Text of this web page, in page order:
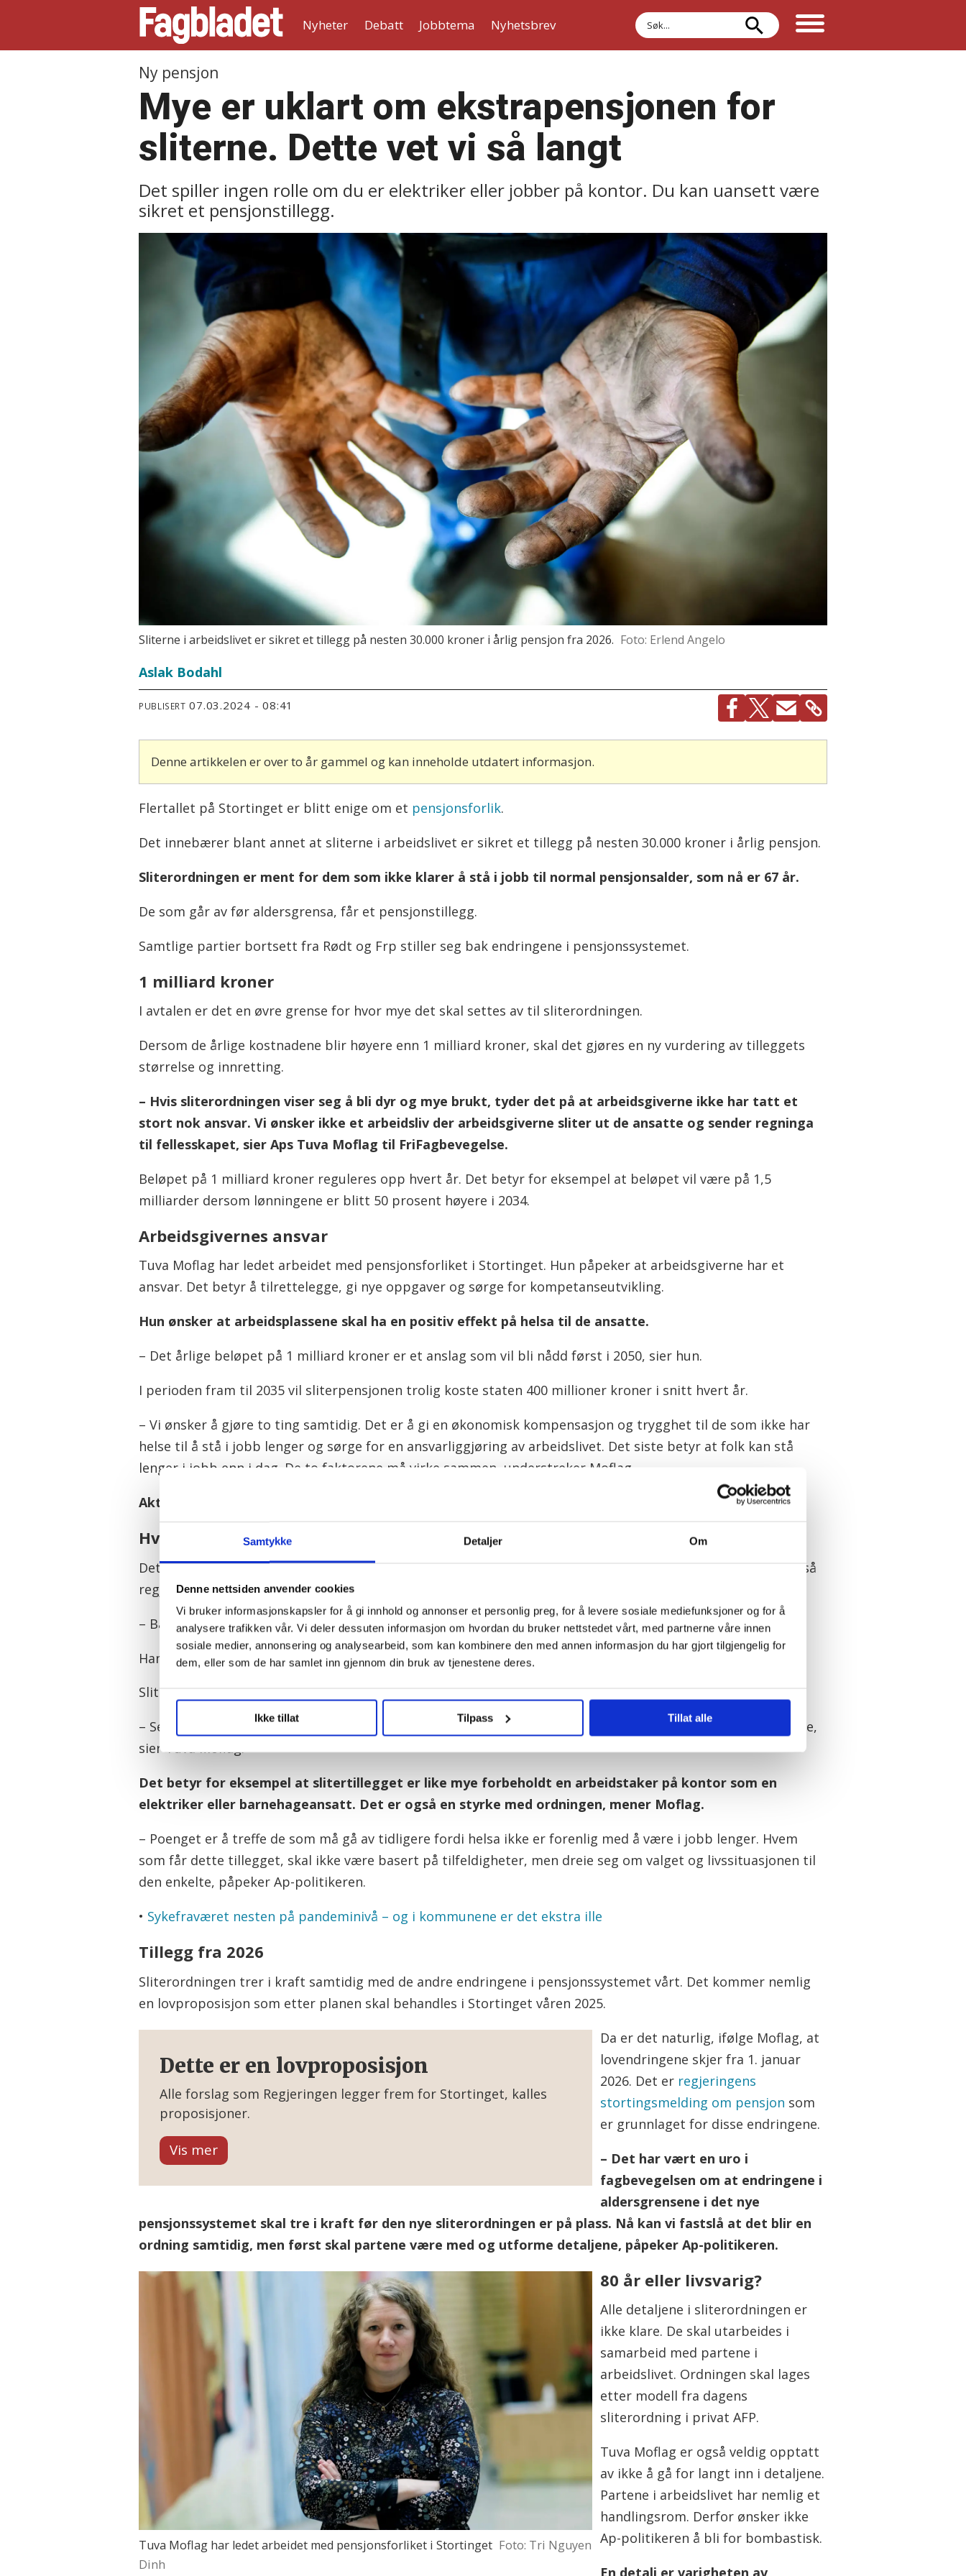
Samtykke Detaljer Om
Denne nettsiden anvender cookies
Vi bruker informasjonskapsler for å gi innhold og annonser et personlig preg, for å levere sosiale mediefunksjoner og for å
analysere trafikken vår. Vi deler dessuten informasjon om hvordan du bruker nettstedet vårt, med partnerne våre innen
sosiale medier, annonsering og analysearbeid, som kan kombinere den med annen informasjon du har gjort tilgjengelig for
dem, eller som de har samlet inn gjennom din bruk av tjenestene deres.
Ikke tillat Tilpass Tillat alle
Nyheter Debatt Jobbtema Nyhetsbrev
Søk
Ny pensjon
Mye er uklart om ekstrapensjonen for
sliterne. Dette vet vi så langt
Det spiller ingen rolle om du er elektriker eller jobber på kontor. Du kan uansett være
sikret et pensjonstillegg.
Sliterne i arbeidslivet er sikret et tillegg på nesten 30.000 kroner i årlig pensjon fra 2026. Foto: Erlend Angelo
Aslak Bodahl
PUBLISERT 07.03.2024 - 08:41
Denne artikkelen er over to år gammel og kan inneholde utdatert informasjon.
Flertallet på Stortinget er blitt enige om et pensjonsforlik.
Det innebærer blant annet at sliterne i arbeidslivet er sikret et tillegg på nesten 30.000 kroner i årlig pensjon.
Sliterordningen er ment for dem som ikke klarer å stå i jobb til normal pensjonsalder, som nå er 67 år.
De som går av før aldersgrensa, får et pensjonstillegg.
Samtlige partier bortsett fra Rødt og Frp stiller seg bak endringene i pensjonssystemet.
1 milliard kroner
I avtalen er det en øvre grense for hvor mye det skal settes av til sliterordningen.
Dersom de årlige kostnadene blir høyere enn 1 milliard kroner, skal det gjøres en ny vurdering av tilleggets
størrelse og innretting.
– Hvis sliterordningen viser seg å bli dyr og mye brukt, tyder det på at arbeidsgiverne ikke har tatt et
stort nok ansvar. Vi ønsker ikke et arbeidsliv der arbeidsgiverne sliter ut de ansatte og sender regninga
til fellesskapet, sier Aps Tuva Moflag til FriFagbevegelse.
Beløpet på 1 milliard kroner reguleres opp hvert år. Det betyr for eksempel at beløpet vil være på 1,5
milliarder dersom lønningene er blitt 50 prosent høyere i 2034.
Arbeidsgivernes ansvar
Tuva Moflag har ledet arbeidet med pensjonsforliket i Stortinget. Hun påpeker at arbeidsgiverne har et
ansvar. Det betyr å tilrettelegge, gi nye oppgaver og sørge for kompetanseutvikling.
Hun ønsker at arbeidsplassene skal ha en positiv effekt på helsa til de ansatte.
– Det årlige beløpet på 1 milliard kroner er et anslag som vil bli nådd først i 2050, sier hun.
I perioden fram til 2035 vil sliterpensjonen trolig koste staten 400 millioner kroner i snitt hvert år.
– Vi ønsker å gjøre to ting samtidig. Det er å gi en økonomisk kompensasjon og trygghet til de som ikke har
helse til å stå i jobb lenger og sørge for en ansvarliggjøring av arbeidslivet. Det siste betyr at folk kan stå
lenger i jobb enn i dag. De to faktorene må virke sammen, understreker Moflag.
Aktuelt:
Hvem får slitertillegg?
Det vil ikke bli en godkjenningsordning for å få slitertillegget. Alle som går av tidlig, vil få. Det bekrefter også
regjeringa og SVs Freddy André Øvstegård overfor FriFagbevegelse.
– Både partiene og partene i arbeidslivet har lagt selvseleksjon til grunn, påpeker Øvstegård.
Han sier at det ikke vil bli stilt noen helsekrav for å få slitertillegget.
Sliterordningen er ment å treffe de som går av tidlig, uten at de fortsetter å jobbe ved siden av.
– Selve utforminga må partene svare på, men vi ser for oss en ordning som treffer folk uavhengig av bransje,
sier Tuva Moflag.
Det betyr for eksempel at slitertillegget er like mye forbeholdt en arbeidstaker på kontor som en
elektriker eller barnehageansatt. Det er også en styrke med ordningen, mener Moflag.
– Poenget er å treffe de som må gå av tidligere fordi helsa ikke er forenlig med å være i jobb lenger. Hvem
som får dette tillegget, skal ikke være basert på tilfeldigheter, men dreie seg om valget og livssituasjonen til
den enkelte, påpeker Ap-politikeren.
• Sykefraværet nesten på pandeminivå – og i kommunene er det ekstra ille
Tillegg fra 2026
Sliterordningen trer i kraft samtidig med de andre endringene i pensjonssystemet vårt. Det kommer nemlig
en lovproposisjon som etter planen skal behandles i Stortinget våren 2025.
Dette er en lovproposisjon
Alle forslag som Regjeringen legger frem for Stortinget, kalles
proposisjoner.
Forslag som handler om lov, kalles lovproposisjon.
Dette er en lovproposisjon
Alle forslag som Regjeringen legger frem for Stortinget, kalles
proposisjoner.
Forslag som handler om lov, kalles lovproposisjon.
I Norge starter lovarbeidet som oftest med at regjeringen eller
Stortinget tar initiativ til å endre loven.
Da er det naturlig, ifølge Moflag, at
lovendringene skjer fra 1. januar
2026. Det er regjeringens
stortingsmelding om pensjon som
er grunnlaget for disse endringene.
– Det har vært en uro i
fagbevegelsen om at endringene i
aldersgrensene i det nye
pensjonssystemet skal tre i kraft før den nye sliterordningen er på plass. Nå kan vi fastslå at det blir en
ordning samtidig, men først skal partene være med og utforme detaljene, påpeker Ap-politikeren.
Tuva Moflag har ledet arbeidet med pensjonsforliket i Stortinget Foto: Tri Nguyen
Dinh
80 år eller livsvarig?
Alle detaljene i sliterordningen er
ikke klare. De skal utarbeides i
samarbeid med partene i
arbeidslivet. Ordningen skal lages
etter modell fra dagens
sliterordning i privat AFP.
Tuva Moflag er også veldig opptatt
av ikke å gå for langt inn i detaljene.
Partene i arbeidslivet har nemlig et
handlingsrom. Derfor ønsker ikke
Ap-politikeren å bli for bombastisk.
En detalj er varigheten av